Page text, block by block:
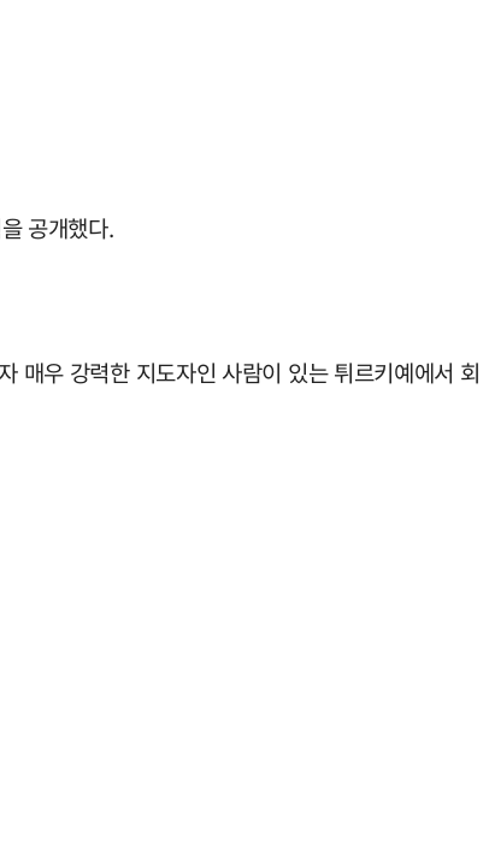
공개했다.
매우 강력한 지도자인 사람이 있는 튀르키예에서 회